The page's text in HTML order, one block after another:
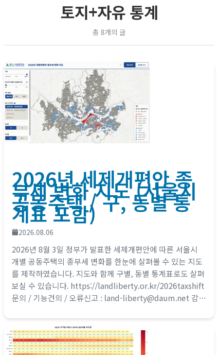
토지+자유 통계
총 8개의 글
2026년 세제개편안 종
부세 변화 지도 (서울시
공동주택 / 구, 동별 통
계표 포함)
2026.08.06
2026년 8월 3일 정부가 발표한 세제개편안에 따른 서울시
개별 공동주택의 종부세 변화를 한눈에 살펴볼 수 있는 지도
를 제작하였습니다. 지도와 함께 구별, 동별 통계표로도 살펴
보실 수 있습니다. https://landliberty.or.kr/2026taxshift
문의 / 기능건의 / 오류신고 : land-liberty@daum.net 감사